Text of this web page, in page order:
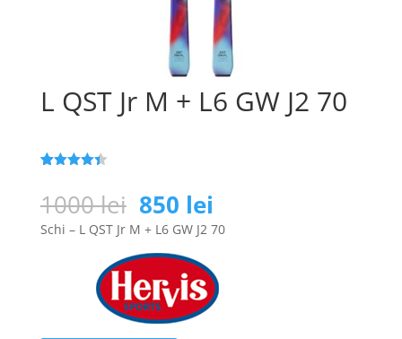
L QST Jr M + L6 GW J2 70
pe baza a
de evaluări
de la
1000lei Prețul
inițial
a
fost:
1000 lei.
850 lei
curent
este:
850 lei.
Schi – L QST Jr M + L6 GW J2 70